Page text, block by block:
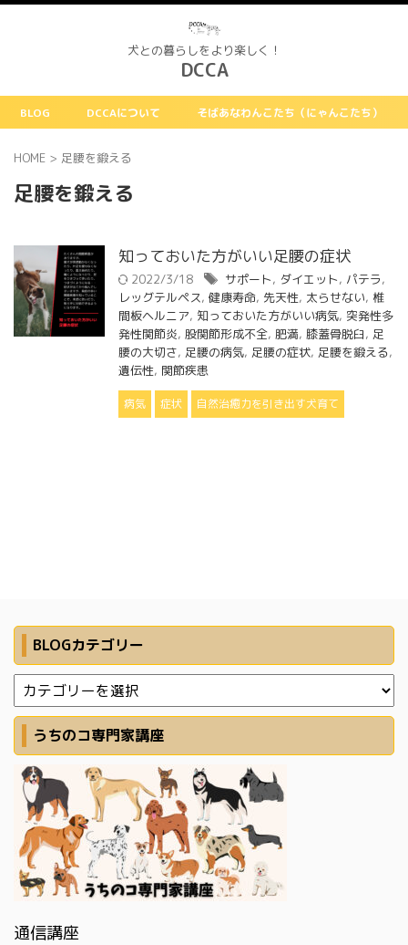
犬との暮らしをより楽しく！
DCCA
BLOG DCCAについて そばあなわんこたち（にゃんこたち）
HOME > 足腰を鍛える
足腰を鍛える
知っておいた方がいい足腰の症状
2022/3/18 サポート, ダイエット, パテラ,
レッグテルペス, 健康寿命, 先天性, 太らせない, 椎
間板ヘルニア, 知っておいた方がいい病気, 突発性多
発性関節炎, 股関節形成不全, 肥満, 膝蓋骨脱臼, 足
腰の大切さ, 足腰の病気, 足腰の症状, 足腰を鍛える,
遺伝性, 関節疾患
病気 症状 自然治癒力を引き出す犬育て
BLOGカテゴリー
うちのコ専門家講座
通信講座